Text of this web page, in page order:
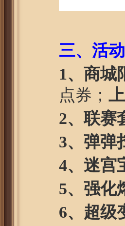
三、活
1、商城
点券；
2、联赛
3、弹弹
4、迷宫
5、强化
6、超级